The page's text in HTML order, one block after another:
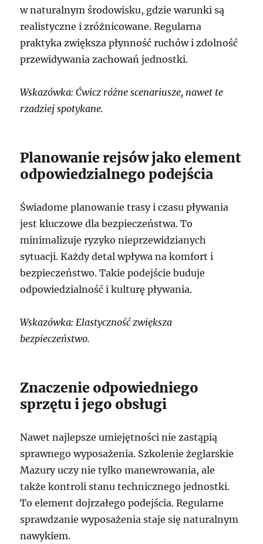
w naturalnym środowisku, gdzie warunki są
realistyczne i zróżnicowane. Regularna
praktyka zwiększa płynność ruchów i zdolność
przewidywania zachowań jednostki.
Wskazówka: Ćwicz różne scenariusze, nawet te
rzadziej spotykane.
Planowanie rejsów jako element
odpowiedzialnego podejścia
Świadome planowanie trasy i czasu pływania
jest kluczowe dla bezpieczeństwa. To
minimalizuje ryzyko nieprzewidzianych
sytuacji. Każdy detal wpływa na komfort i
bezpieczeństwo. Takie podejście buduje
odpowiedzialność i kulturę pływania.
Wskazówka: Elastyczność zwiększa
bezpieczeństwo.
Znaczenie odpowiedniego
sprzętu i jego obsługi
Nawet najlepsze umiejętności nie zastąpią
sprawnego wyposażenia. Szkolenie żeglarskie
Mazury uczy nie tylko manewrowania, ale
także kontroli stanu technicznego jednostki.
To element dojrzałego podejścia. Regularne
sprawdzanie wyposażenia staje się naturalnym
nawykiem.